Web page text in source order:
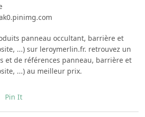
panneau occultant, barrière et
...) sur leroymerlin.fr. retrouvez un
et de références panneau, barrière et
...) au meilleur prix.
Pin It